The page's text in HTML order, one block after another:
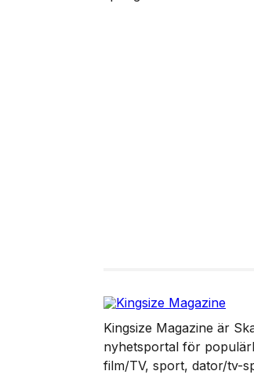
Kingsize Magazine är
nyhetsportal för
film/TV, sport, dator/tv-